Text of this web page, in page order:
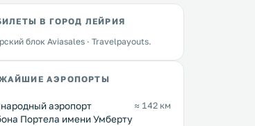
В ГОРОД ЛЕЙРИЯ
блок Aviasales · Travelpayouts.
АЭРОПОРТЫ
аэропорт
Портела имени Умберту
≈ 142 км